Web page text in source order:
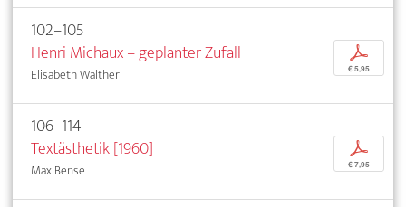
102–105
Henri Michaux – geplanter Zufall
Elisabeth Walther
p
€ 5,95
106–114
Textästhetik [1960]
Max Bense
p
€ 7,95